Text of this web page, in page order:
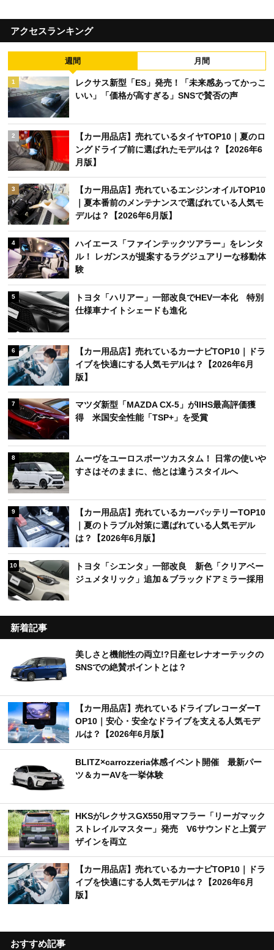
アクセスランキング
週間 月間
1
レクサス新型「ES」発売！「未来感あってかっこ
いい」「価格が高すぎる」SNSで賛否の声
2
【カー用品店】売れているタイヤTOP10｜夏のロ
ングドライブ前に選ばれたモデルは？【2026年6
月版】
3
【カー用品店】売れているエンジンオイルTOP10
｜夏本番前のメンテナンスで選ばれている人気モ
デルは？【2026年6月版】
4
ハイエース「ファインテックツアラー」をレンタ
ル！ レガンスが提案するラグジュアリーな移動体
験
5
トヨタ「ハリアー」一部改良でHEV一本化 特別
仕様車ナイトシェードも進化
6
【カー用品店】売れているカーナビTOP10｜ドラ
イブを快適にする人気モデルは？【2026年6月
版】
7
マツダ新型「MAZDA CX-5」がIIHS最高評価獲
得 米国安全性能「TSP+」を受賞
8
ムーヴをユーロスポーツカスタム！ 日常の使いや
すさはそのままに、他とは違うスタイルへ
9
【カー用品店】売れているカーバッテリーTOP10
｜夏のトラブル対策に選ばれている人気モデル
は？【2026年6月版】
10
トヨタ「シエンタ」一部改良 新色「クリアベー
ジュメタリック」追加＆ブラックドアミラー採用
新着記事
美しさと機能性の両立!?日産セレナオーテックの
SNSでの絶賛ポイントとは？
【カー用品店】売れているドライブレコーダーT
OP10｜安心・安全なドライブを支える人気モデ
ルは？【2026年6月版】
BLITZ×carrozzeria体感イベント開催 最新パー
ツ＆カーAVを一挙体験
HKSがレクサスGX550用マフラー「リーガマック
ストレイルマスター」発売 V6サウンドと上質デ
ザインを両立
【カー用品店】売れているカーナビTOP10｜ドラ
イブを快適にする人気モデルは？【2026年6月
版】
おすすめ記事